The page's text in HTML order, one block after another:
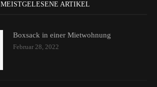
MEISTGELESENE ARTIKEL
Boxsack in einer Mietwohnung
Februar 28, 2022